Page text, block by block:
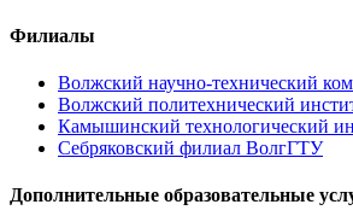
Филиалы
Волжский научно-технический
Волжский политехнический
Камышинский технологический
Себряковский филиал ВолгГТУ
Дополнительные образовательные